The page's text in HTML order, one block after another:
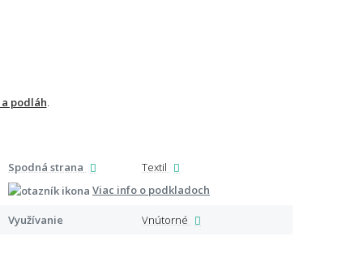
podláh
Spodná strana
Textil
Viac info o podkladoch
Využívanie Vnútorné